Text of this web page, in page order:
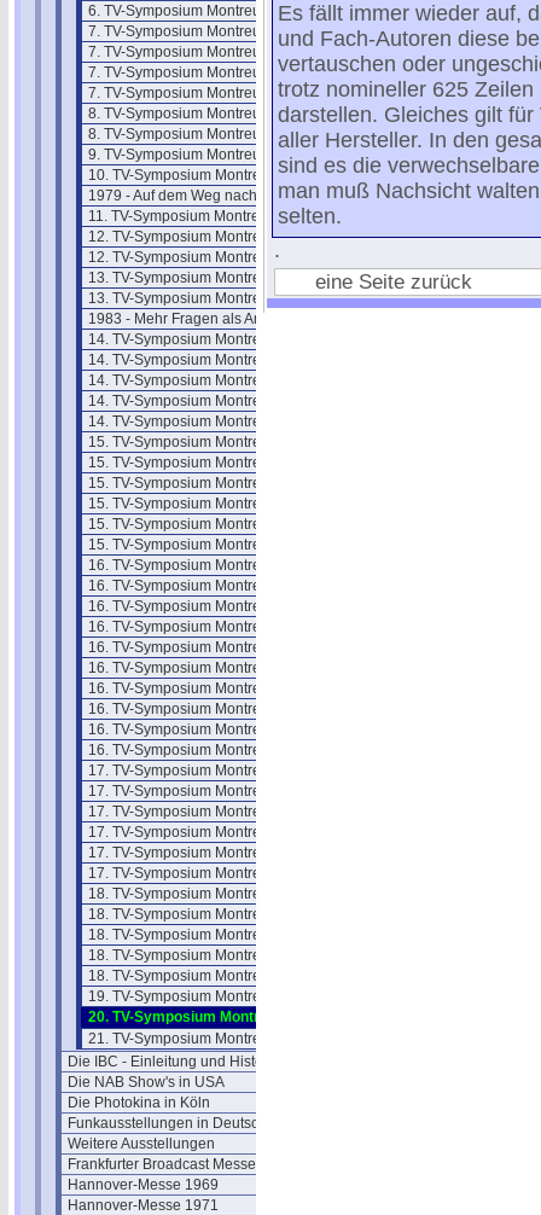
6. TV-Symposium Montreux 69/4
7. TV-Symposium Montreux 1971
7. TV-Symposium Montreux 71/2
7. TV-Symposium Montreux 71/3
7. TV-Symposium Montreux 71/4
8. TV-Symposium Montreux 1973
8. TV-Symposium Montreux 73/2
9. TV-Symposium Montreux 1975
10. TV-Symposium Montreux 1977
1979 - Auf dem Weg nach Montreux
11. TV-Symposium Montreux 1979
12. TV-Symposium Montreux 81/1
12. TV-Symposium Montreux 81/2
13. TV-Symposium Montreux 83/1
13. TV-Symposium Montreux 83/2
1983 - Mehr Fragen als Antworten
14. TV-Symposium Montreux 1985
14. TV-Symposium Montreux 85/1
14. TV-Symposium Montreux 85/2
14. TV-Symposium Montreux 85/3
14. TV-Symposium Montreux 85/4
15. TV-Symposium Montreux 1987
15. TV-Symposium Montreux 87/1
15. TV-Symposium Montreux 87/2
15. TV-Symposium Montreux 87/3
15. TV-Symposium Montreux 87/4
15. TV-Symposium Montreux 87/5
16. TV-Symposium Montreux 1989
16. TV-Symposium Montreux 89/2
16. TV-Symposium Montreux 89/3
16. TV-Symposium Montreux 89/4
16. TV-Symposium Montreux 89/5
16. TV-Symposium Montreux 89/6
16. TV-Symposium Montreux 89/7
16. TV-Symposium Montreux 89/8
16. TV-Symposium Montreux 89/9
16. TV-Symposium Montreux 89/10
17. TV-Symposium Montreux 1991
17. TV-Symposium Montreux 91/2
17. TV-Symposium Montreux 91/3
17. TV-Symposium Montreux 91/4
17. TV-Symposium Montreux 91/5
17. TV-Symposium Montreux 91/6
18. TV-Symposium Montreux 1993
18. TV-Symposium Montreux 93/2
18. TV-Symposium Montreux 93/3
18. TV-Symposium Montreux 93/4
18. TV-Symposium Montreux 93/5
19. TV-Symposium Montreux 1995
20. TV-Symposium Montreux 1997
21. TV-Symposium Montreux 1999
Die IBC - Einleitung und Historie
Die NAB Show's in USA
Die Photokina in Köln
Funkausstellungen in Deutschland
Weitere Ausstellungen
Frankfurter Broadcast Messen
Hannover-Messe 1969
Hannover-Messe 1971
Es fällt immer wieder auf,
und Fach-Autoren diese
vertauschen oder
trotz nomineller 625
darstellen. Gleiches gilt
aller Hersteller. In den
sind es die
man muß Nachsicht
selten.
.
eine Seite zurück